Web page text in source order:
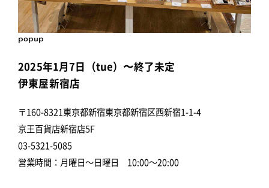
popup
2025年1月7日（tue）〜終了未定
伊東屋新宿店
〒160-8321東京都新宿東京都新宿区西新宿1-1-4
京王百貨店新宿店5F
03-5321-5085
営業時間：月曜日～日曜日 10:00～20:00